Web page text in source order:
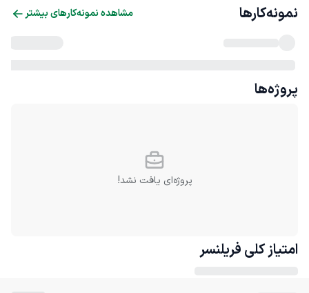
نمونه‌کارها مشاهده نمونه‌کارهای بیشتر
پروژه‌ها
پروژه‌ای یافت نشد!
امتیاز کلی فریلنسر